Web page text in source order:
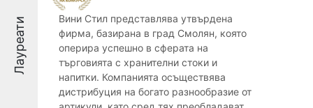
Лауреати
Вини Стил представлява утвърдена
фирма, базирана в град Смолян, която
оперира успешно в сферата на
търговията с хранителни стоки и
напитки. Компанията осъществява
дистрибуция на богато разнообразие от